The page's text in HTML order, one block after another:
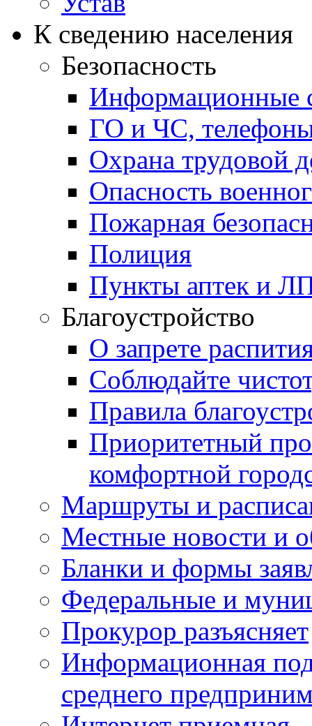
К сведению населения
Безопасность
Информационные
ГО и ЧС,
Охрана трудовой
Опасность
Пожарная
Полиция
Пункты аптек и
Благоустройство
О запрете
Соблюдайте
Правила
Приоритетный
комфортной
Маршруты и
Местные новости и
Бланки и формы
Федеральные и
Прокурор разъясняет
Информационная
среднего